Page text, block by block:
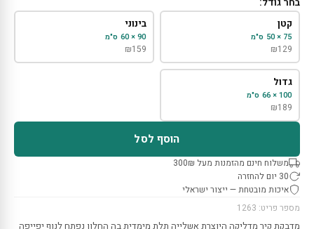
קטן
75 × 50 ס"מ
₪129
בינוני
90 × 60 ס"מ
₪159
גדול
100 × 66 ס"מ
₪189
הוסף לסל
משלוח חינם מהזמנות מעל 300₪
30 יום להחזרה
איכות מובטחת — ייצור ישראלי
מספר פריט: 1263
מדבקת קיר מדליקה היוצרת אשלייה תלת מימדית בה החלון נפתח לנוף יפייפה